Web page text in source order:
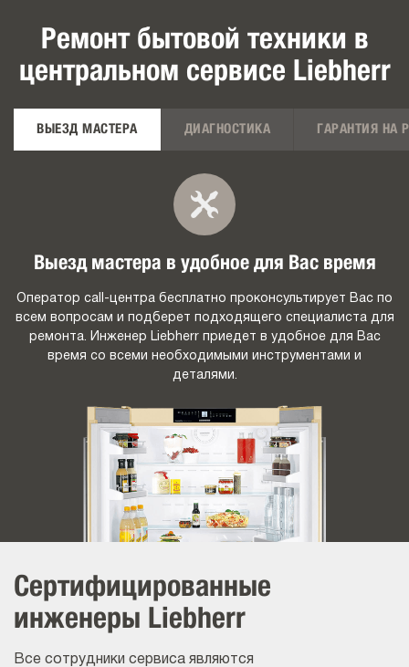
Ремонт бытовой техники в
центральном сервисе Liebherr
ВЫЕЗД МАСТЕРА ДИАГНОСТИКА ГАРАНТИЯ НА
Выезд мастера в удобное для Вас время
Оператор call-центра бесплатно проконсультирует Вас по
всем вопросам и подберет подходящего специалиста для
ремонта. Инженер Liebherr приедет в удобное для Вас
время со всеми необходимыми инструментами и
деталями.
Сертифицированные
инженеры Liebherr
Все сотрудники сервиса являются